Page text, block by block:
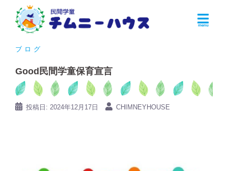
ブログ
Good民間学童保育宣言
投稿日: 2024年12月17日 CHIMNEYHOUSE